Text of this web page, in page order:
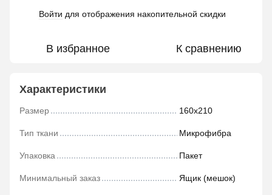
Войти для отображения накопительной скидки
В избранное К сравнению
Характеристики
Размер 160х210
Тип ткани Микрофибра
Упаковка Пакет
Минимальный заказ Ящик (мешок)